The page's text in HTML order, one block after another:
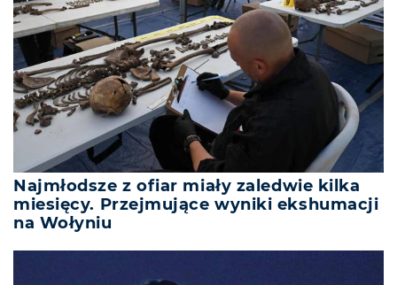
Najmłodsze z ofiar miały zaledwie kilka
miesięcy. Przejmujące wyniki ekshumacji
na Wołyniu